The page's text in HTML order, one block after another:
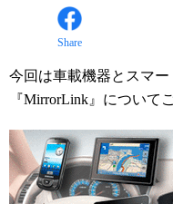
Share
今回は車載機器とスマ
『MirrorLink』について